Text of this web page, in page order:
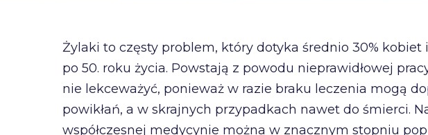
Żylaki to częsty problem, który dotyka średnio 30% kobiet
po 50. roku życia. Powstają z powodu nieprawidłowej
nie lekceważyć, ponieważ w razie braku leczenia mogą
powikłań, a w skrajnych przypadkach nawet do śmierci.
współczesnej medycynie można w znacznym stopniu